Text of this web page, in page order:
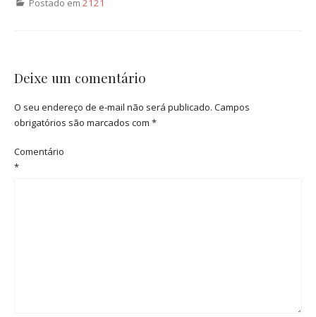
Postado em 2121
Deixe um comentário
O seu endereço de e-mail não será publicado. Campos
obrigatórios são marcados com *
Comentário
*